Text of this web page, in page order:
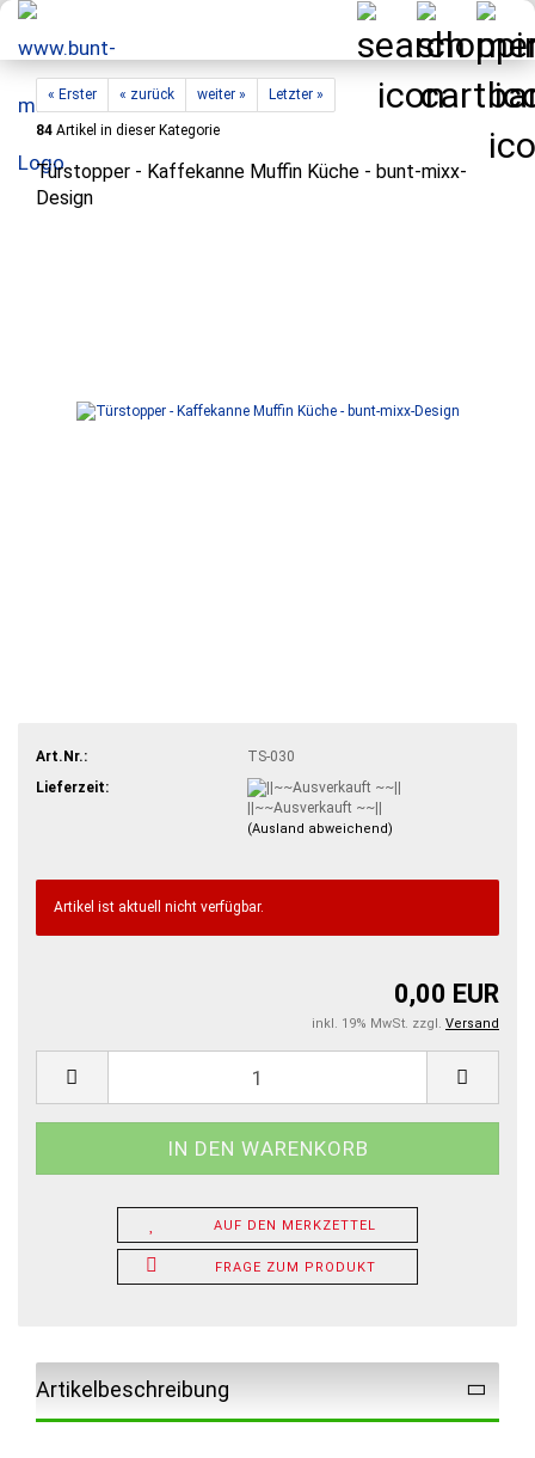
« Erster « zurück weiter » Letzter »
84 Artikel in dieser Kategorie
Türstopper - Kaffekanne Muffin Küche - bunt-mixx-
Design
Art.Nr.:
TS-030
Lieferzeit:
||~~Ausverkauft ~~||
(Ausland abweichend)
Artikel ist aktuell nicht verfügbar.
0,00 EUR
inkl. 19% MwSt. zzgl. Versand
AUF DEN MERKZETTEL
FRAGE ZUM PRODUKT
Artikelbeschreibung